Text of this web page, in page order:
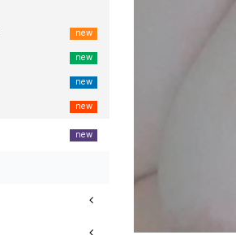
new
new
new
new
new